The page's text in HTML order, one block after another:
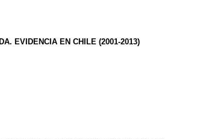
EVIDENCIA EN CHILE (2001-2013)